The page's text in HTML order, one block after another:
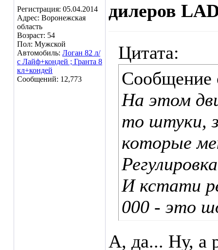
Регистрация: 05.04.2014
Адрес: Воронежская
область
Возраст: 54
Пол: Мужской
Автомобиль: Логан 82 л/
с Лайф+кондей ; Гранта 8
кл+кондей
Сообщений: 12,773
дилеров
Цитата:
Сообщение
На этом
то штуки,
которые
И кстати
000 - это
А, да... Ну, а